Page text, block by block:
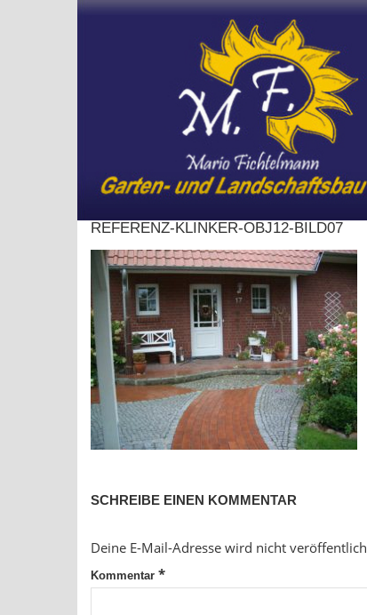
REFERENZ-KLINKER-OBJ12-BILD07
SCHREIBE EINEN KOMMENTAR
Deine E-Mail-Adresse wird nicht
Kommentar *